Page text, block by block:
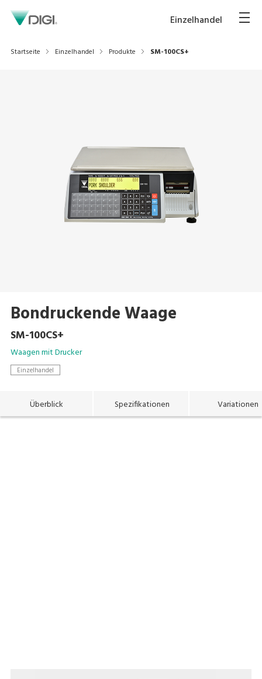
Einzelhandel
Startseite Einzelhandel Produkte SM-100CS+
Bondruckende Waage
SM-100CS+
Waagen mit Drucker
Einzelhandel
Überblick Spezifikationen Variationen